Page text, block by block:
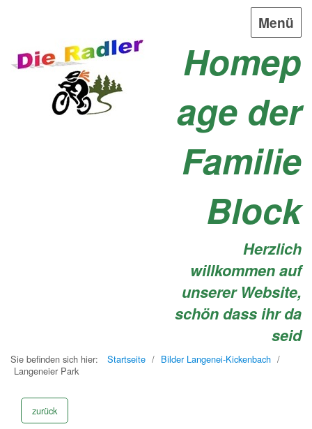
Homep
age der
Familie
Block
Herzlich
willkommen auf
unserer Website,
schön dass ihr da
seid
Menü
Sie befinden sich hier: Startseite / Bilder Langenei-Kickenbach /
Langeneier Park
zurück